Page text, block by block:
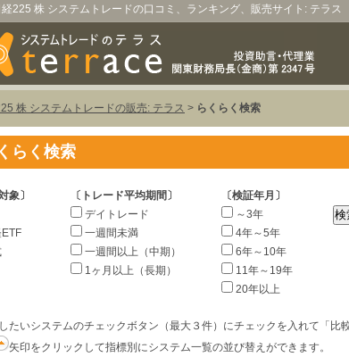
経225 株 システムトレードの口コミ、ランキング、販売サイト: テラス
株 システムトレードの販売: テラス > らくらく検索
らく検索
象〕
ETF
〔トレード平均期間〕
デイトレード
一週間未満
一週間以上（中期）
1ヶ月以上（長期）
〔検証年月〕
～3年
4年～5年
6年～10年
11年～19年
20年以上
たいシステムのチェックボタン（最大３件）にチェックを入れて「比
矢印をクリックして指標別にシステム一覧の並び替えができます。